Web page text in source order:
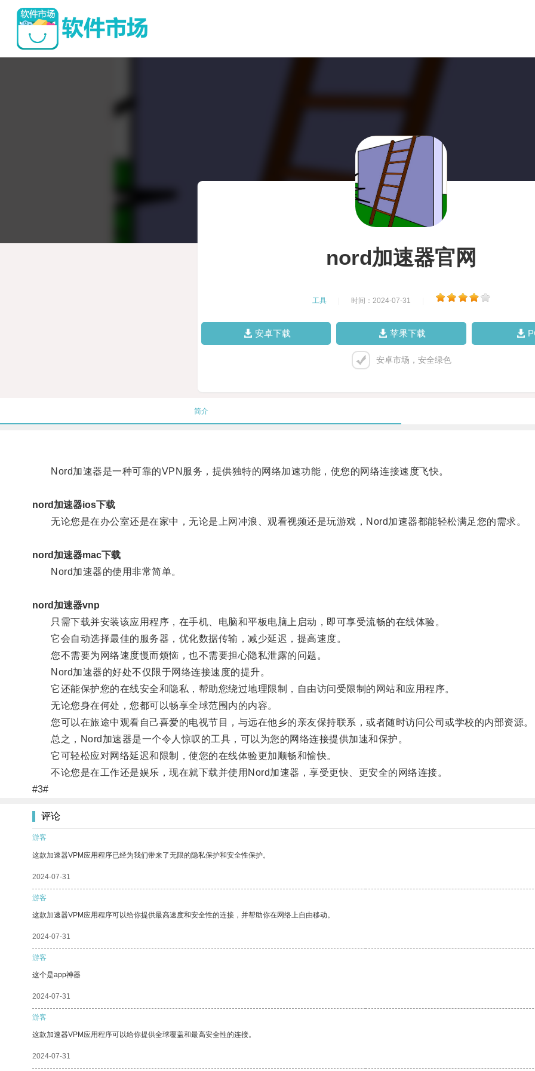
nord加速器官网
工具 时间：2024-07-31
安卓下载 苹果下载
安卓市场，安全绿色
简介
Nord加速器是一种可靠的VPN服务，提供独特的网络加速功能，使您的网络连接速度飞快。
nord加速器ios下载
无论您是在办公室还是在家中，无论是上网冲浪、观看视频还是玩游戏，Nord加速器都能轻松满足您的需求。
nord加速器mac下载
Nord加速器的使用非常简单。
nord加速器vnp
只需下载并安装该应用程序，在手机、电脑和平板电脑上启动，即可享受流畅的在线体验。
它会自动选择最佳的服务器，优化数据传输，减少延迟，提高速度。
您不需要为网络速度慢而烦恼，也不需要担心隐私泄露的问题。
Nord加速器的好处不仅限于网络连接速度的提升。
它还能保护您的在线安全和隐私，帮助您绕过地理限制，自由访问受限制的网站和应用程序。
无论您身在何处，您都可以畅享全球范围内的内容。
您可以在旅途中观看自己喜爱的电视节目，与远在他乡的亲友保持联系，或者随时访问公司或学校的内部资源。
总之，Nord加速器是一个令人惊叹的工具，可以为您的网络连接提供加速和保护。
它可轻松应对网络延迟和限制，使您的在线体验更加顺畅和愉快。
不论您是在工作还是娱乐，现在就下载并使用Nord加速器，享受更快、更安全的网络连接。
#3#
评论
游客
这款加速器VPM应用程序已经为我们带来了无限的隐私保护和安全性保护。
2024-07-31
游客
这款加速器VPM应用程序可以给你提供最高速度和安全性的连接，并帮助你在网络上自由移动。
2024-07-31
游客
这个是app神器
2024-07-31
游客
这款加速器VPM应用程序可以给你提供全球覆盖和最高安全性的连接。
2024-07-31